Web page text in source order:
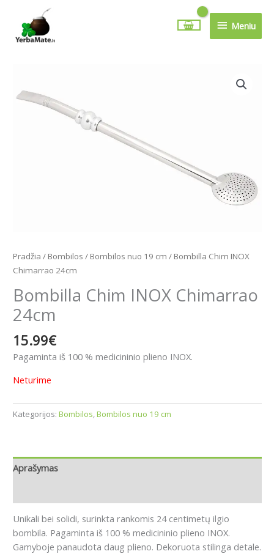
turinio
Meniu
Meniu
Pradžia / Bombilos / Bombilos nuo 19 cm / Bombilla Chim INOX
Chimarrao 24cm
Bombilla Chim INOX Chimarrao
24cm
15.99€
Pagaminta iš 100 % medicininio plieno INOX.
Neturime
Kategorijos: Bombilos,Bombilos nuo 19 cm
Aprašymas
Unikali bei solidi, surinkta rankomis 24 centimetų ilgio
bombila. Pagaminta iš 100 % medicininio plieno INOX.
Gamyboje panaudota daug plieno. Dekoruota stilinga detale.